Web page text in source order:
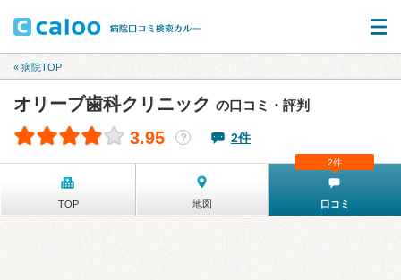
« 病院TOP
オリーブ歯科クリニック の口コミ・評判
3.95 ？ 2件
TOP 地図 口コミ
2件